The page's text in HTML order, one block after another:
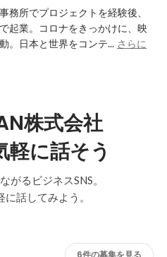
務所でプロジェクトを経験後、
起業。コロナをきっかけに、映
。日本と世界をコンテ... さらに
株式会社
に話そう
がるビジネスSNS。
話してみよう。
6件の募集を見る